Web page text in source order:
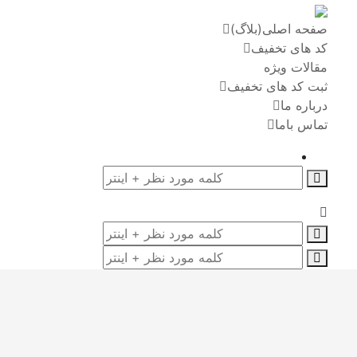
صفحه اصلی(بلاگ)
کد های تخفیف
مقالات ویژه
ثبت کد های تخفیف
درباره ما
تماس باما